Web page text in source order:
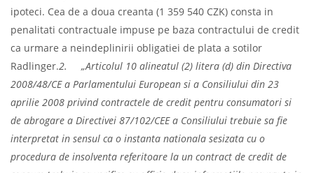
ipoteci. Cea de a doua creanta (1 359 540 CZK) consta in
penalitati contractuale impuse pe baza contractului de credit
ca urmare a neindeplinirii obligatiei de plata a sotilor
Radlinger.2. „Articolul 10 alineatul (2) litera (d) din Directiva
2008/48/CE a Parlamentului European si a Consiliului din 23
aprilie 2008 privind contractele de credit pentru consumatori si
de abrogare a Directivei 87/102/CEE a Consiliului trebuie sa fie
interpretat in sensul ca o instanta nationala sesizata cu o
procedura de insolventa referitoare la un contract de credit de